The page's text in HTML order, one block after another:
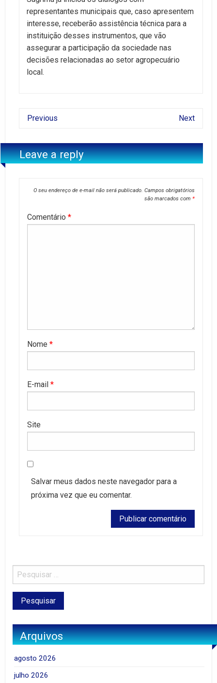
representantes municipais que, caso apresentem
interesse, receberão assistência técnica para a
instituição desses instrumentos, que vão
assegurar a participação da sociedade nas
decisões relacionadas ao setor agropecuário
local.
Previous Next
Leave a reply
O seu endereço de e-mail não será publicado. Campos obrigatórios
são marcados com *
Comentário *
Nome *
E-mail *
Site
Salvar meus dados neste navegador para a
próxima vez que eu comentar.
Arquivos
agosto 2026
julho 2026